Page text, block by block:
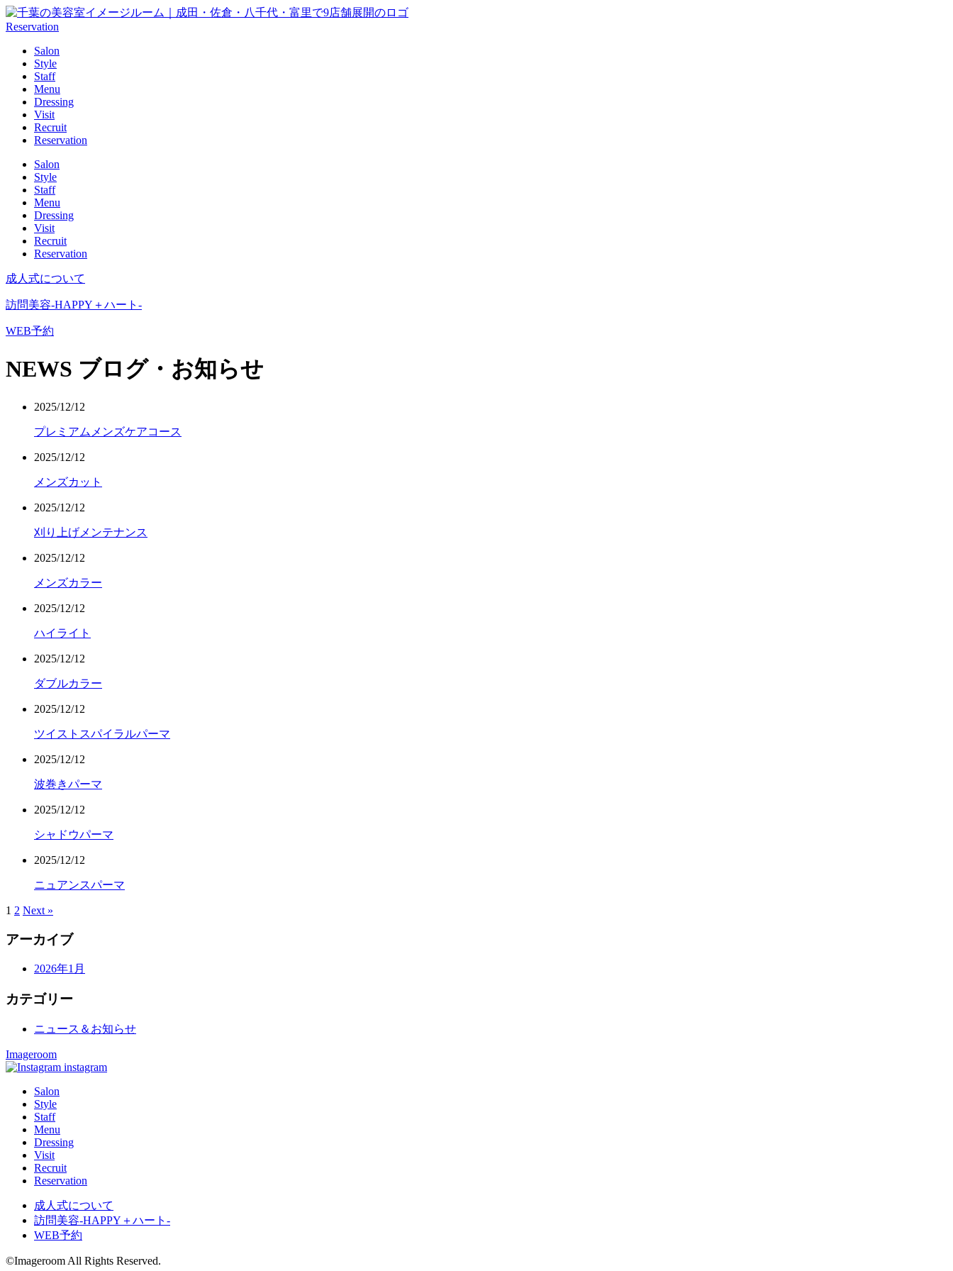
Reservation
Salon
Style
Staff
Menu
Dressing
Visit
Recruit
Reservation
Salon
Style
Staff
Menu
Dressing
Visit
Recruit
Reservation
成人式について
訪問美容-HAPPY＋ハート-
WEB予約
NEWS ブログ・お知らせ
2025/12/12
プレミアムメンズケアコース
2025/12/12
メンズカット
2025/12/12
刈り上げメンテナンス
2025/12/12
メンズカラー
2025/12/12
ハイライト
2025/12/12
ダブルカラー
2025/12/12
ツイストスパイラルパーマ
2025/12/12
波巻きパーマ
2025/12/12
シャドウパーマ
2025/12/12
ニュアンスパーマ
1 2 Next »
アーカイブ
2026年1月
カテゴリー
ニュース＆お知らせ
Imageroom
instagram
Salon
Style
Staff
Menu
Dressing
Visit
Recruit
Reservation
成人式について
訪問美容-HAPPY＋ハート-
WEB予約
©Imageroom All Rights Reserved.